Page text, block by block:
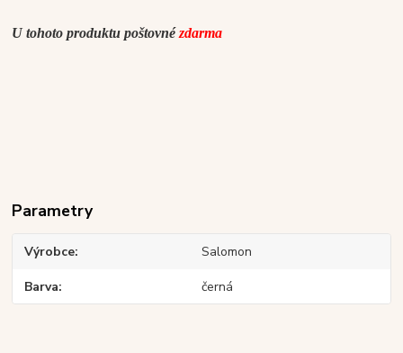
U tohoto produktu poštovnézdarma
Parametry
Výrobce Salomon
Barva černá